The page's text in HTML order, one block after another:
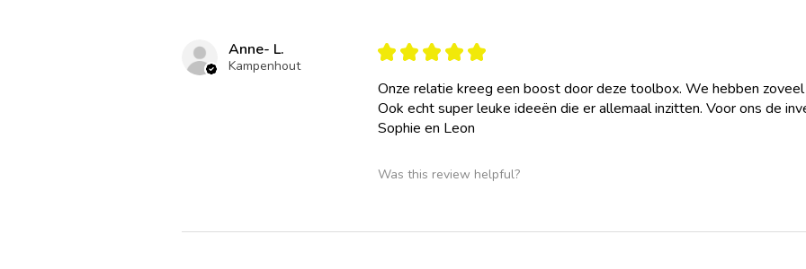
De methodiek sluit
waaronder CGT,
Anne- L.
Kampenhout
★ ★ ★ ★ ★
Onze relatie kreeg een boost door deze toolbox. We hebben
Ook echt super leuke ideeën die er allemaal inzitten. Voor ons de
Sophie en Leon
Was this review helpful?